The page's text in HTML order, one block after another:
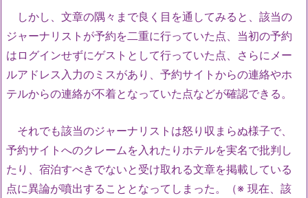
しかし、文章の隅々まで良く目を通してみると、該当の
ジャーナリストが予約を二重に行っていた点、当初の予約
はログインせずにゲストとして行っていた点、さらにメー
ルアドレス入力のミスがあり、予約サイトからの連絡やホ
テルからの連絡が不着となっていた点などが確認できる。
それでも該当のジャーナリストは怒り収まらぬ様子で、
予約サイトへのクレームを入れたりホテルを実名で批判し
たり、宿泊すべきでないと受け取れる文章を掲載している
点に異論が噴出することとなってしまった。（※ 現在、該